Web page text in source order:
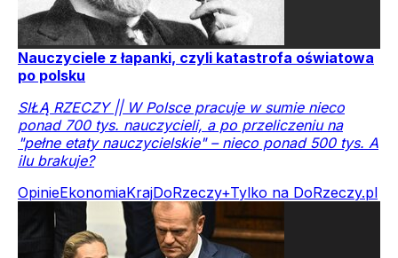
Nauczyciele z łapanki, czyli katastrofa oświatowa
po polsku
SIŁĄ RZECZY || W Polsce pracuje w sumie nieco
ponad 700 tys. nauczycieli, a po przeliczeniu na
"pełne etaty nauczycielskie" – nieco ponad 500 tys. A
ilu brakuje?
OpinieEkonomiaKrajDoRzeczy+Tylko na DoRzeczy.pl